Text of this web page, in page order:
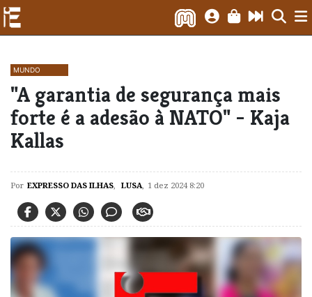
MUNDO
​"A garantia de segurança mais
forte é a adesão à NATO" - Kaja
Kallas
Por EXPRESSO DAS ILHAS, LUSA, 1 dez 2024 8:20